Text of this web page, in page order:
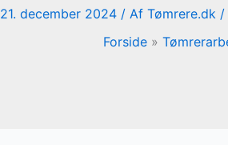
21. december 2024 / Af Tømrere.dk /
Forside